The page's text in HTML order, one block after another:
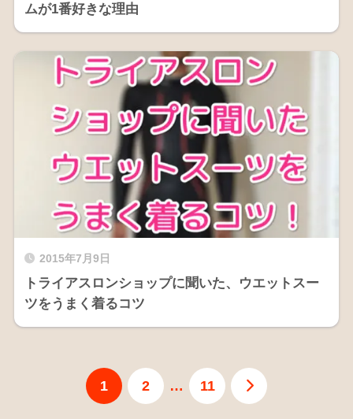
ムが1番好きな理由
2015年7月9日
トライアスロンショップに聞いた、ウエットスー
ツをうまく着るコツ
1 2 … 11